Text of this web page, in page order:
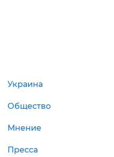
Украина
Общество
Мнение
Пресса